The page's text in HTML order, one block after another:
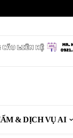
& DỊCH VỤ AI